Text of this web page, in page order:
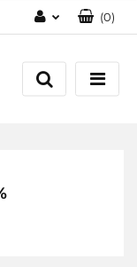
Zaloguj się
się
(0)